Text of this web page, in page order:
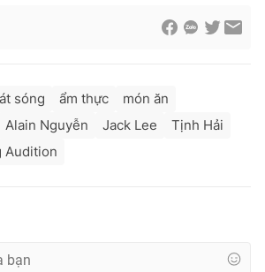
sóng ẩm thực
món ăn
Alain Nguyễn Jack Lee
Tịnh Hải
Audition